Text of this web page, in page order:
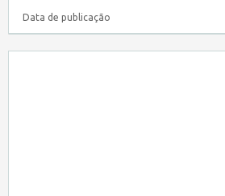
Data de publicação